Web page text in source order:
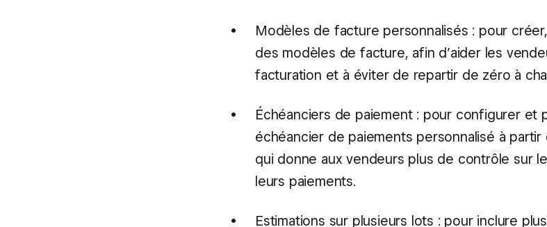
Modèles de facture personnalisés : pour
des modèles de facture, afin d’aider les
facturation et à éviter de repartir de zéro à
Échéanciers de paiement : pour configurer et
échéancier de paiements personnalisé à
qui donne aux vendeurs plus de contrôle sur
leurs paiements.
Estimations sur plusieurs lots : pour inclure